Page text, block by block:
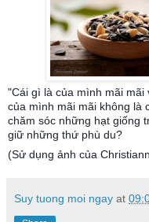
"Cái gì là của mình mãi mãi
của mình mãi mãi không là
chăm sóc những hạt giống
giữ những thứ phù du?
(Sử dụng ảnh của
Suy tuong moi ngay at